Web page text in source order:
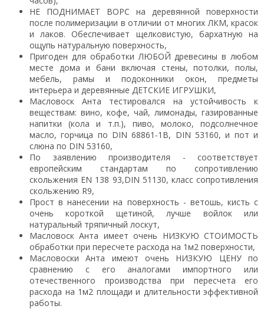
НЕ ПОДНИМАЕТ ВОРС на деревянной поверхности
после полимеризации в отличии от многих ЛКМ, красок
и лаков. Обеспечивает щелковистую, бархатную на
ощупь натуральную поверхность,
Пригоден для обработки ЛЮБОЙ древесины в любом
месте дома и бани включая стены, потолки, полы,
мебель, рамы и подоконники окон, предметы
интерьера и деревянные ДЕТСКИЕ ИГРУШКИ,
Масловоск Анта тестировался на устойчивость к
веществам: вино, кофе, чай, лимонады, газированные
напитки (кола и т.п.), пиво, молоко, подсолнечное
масло, горчица по DIN 68861-1В, DIN 53160, и пот и
слюна по DIN 53160,
По заявлению производителя - соответствует
европейским стандартам по сопротивлению
скольжения EN 138 93,DIN 51130, класс сопротивления
скольжению R9,
Прост в нанесении на поверхность - ветошь, кисть с
очень короткой щетиной, лучше войлок или
натуральный тряпичный лоскут,
Масловоск Анта имеет очень НИЗКУЮ СТОИМОСТЬ
обработки при пересчете расхода на 1м2 поверхности,
Масловоски Анта имеют очень НИЗКУЮ ЦЕНУ по
сравнению с его аналогами импортного или
отечественного производства при пересчета его
расхода на 1м2 площади и длительности эффективной
работы.